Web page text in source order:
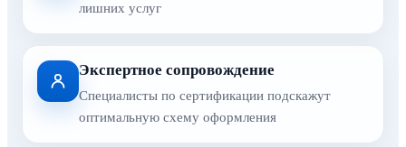
лишних услуг
Экспертное сопровождение
Специалисты по сертификации подскажут
оптимальную схему оформления